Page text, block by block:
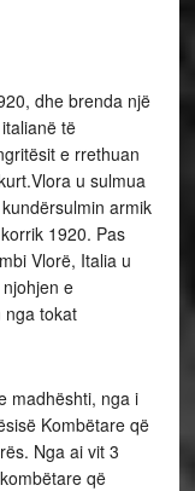
dhe brenda një
të
e rrethuan
u sulmua
armik
1920. Pas
Vlorë, Italia u
e
nga tokat
madhështi, nga i
Kombëtare që
Nga ai vit 3
që